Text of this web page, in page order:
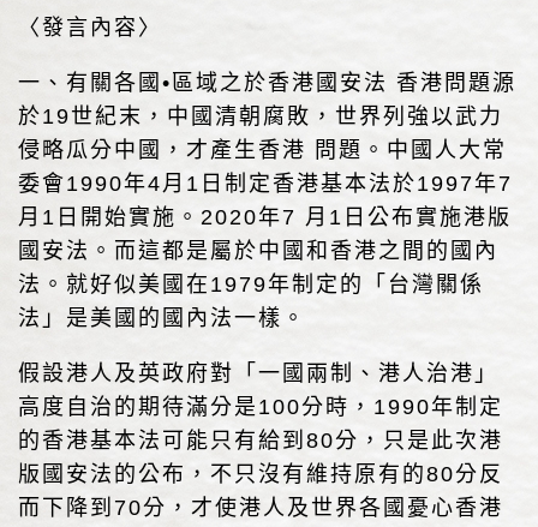
〈發言內容〉
一、有關各國•區域之於香港國安法 香港問題源
於19世紀末，中國清朝腐敗，世界列強以武力
侵略瓜分中國，才產生香港 問題。中國人大常
委會1990年4月1日制定香港基本法於1997年7
月1日開始實施。2020年7 月1日公布實施港版
國安法。而這都是屬於中國和香港之間的國內
法。就好似美國在1979年制定的「台灣關係
法」是美國的國內法一樣。
假設港人及英政府對「一國兩制、港人治港」
高度自治的期待滿分是100分時，1990年制定
的香港基本法可能只有給到80分，只是此次港
版國安法的公布，不只沒有維持原有的80分反
而下降到70分，才使港人及世界各國憂心香港